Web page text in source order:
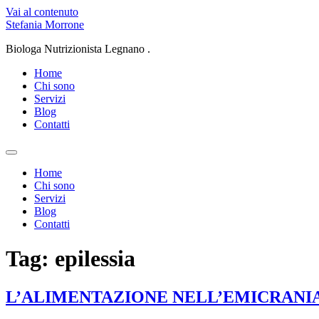
Vai al contenuto
Stefania Morrone
Biologa Nutrizionista Legnano .
Home
Chi sono
Servizi
Blog
Contatti
Home
Chi sono
Servizi
Blog
Contatti
Tag: epilessia
L’ALIMENTAZIONE